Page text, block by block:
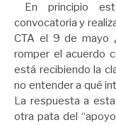
En principio
convocatoria y
CTA el 9 de mayo
romper el acuerdo
está recibiendo la
no entender a qué
La respuesta a
otra pata del